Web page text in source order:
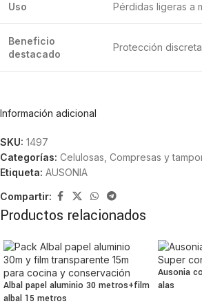
Uso Pérdidas ligeras a
Beneficio
destacado
Protección
Información adicional
SKU: 1497
Categorías: Celulosas Compresas y
Etiqueta: AUSONIA
Compartir:
Productos relacionados
Albal papel aluminio 30 metros+film
albal 15 metros
Ausonia
alas